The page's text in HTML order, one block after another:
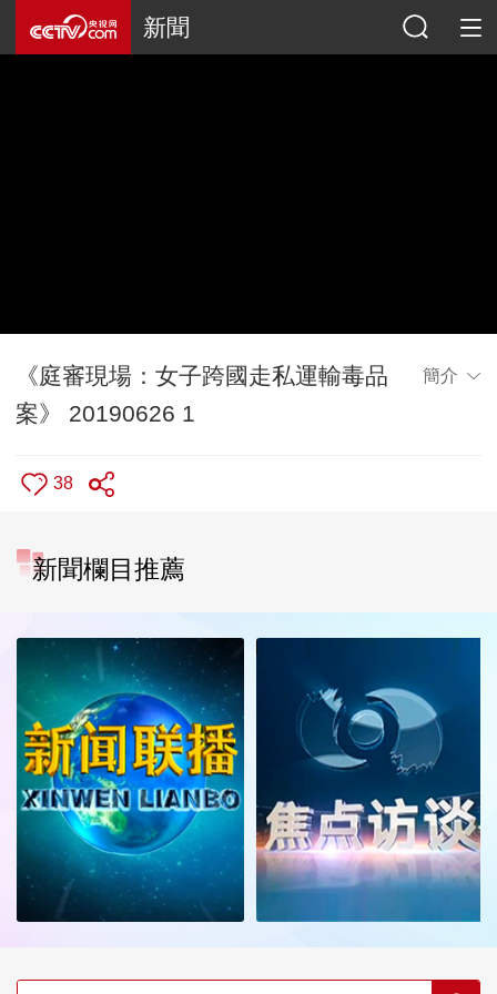
新聞
《庭審現場：女子跨國走私運輸毒品
案》 20190626 1
簡介
38
新聞欄目推薦